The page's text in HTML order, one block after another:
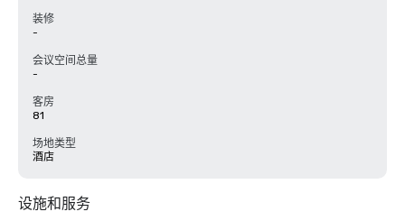
装修
-
会议空间总量
-
客房
81
场地类型
酒店
设施和服务